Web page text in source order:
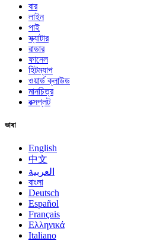
বার
লাইন
পাই
স্ক্যাটার
রাডার
ফানেল
হিটম্যাপ
ওয়ার্ড ক্লাউড
মানচিত্র
বক্সপ্লট
ভাষা
English
中文
العربية
বাংলা
Deutsch
Español
Français
Ελληνικά
Italiano